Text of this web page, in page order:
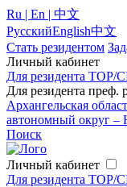
Ru | En | 中文
РусскийEnglish中文
Стать резидентом
Личный кабинет
Для резидента ТОР/
Для резидента
Архангельская
автономный округ –
Поиск
Личный кабинет
Для резидента ТОР/